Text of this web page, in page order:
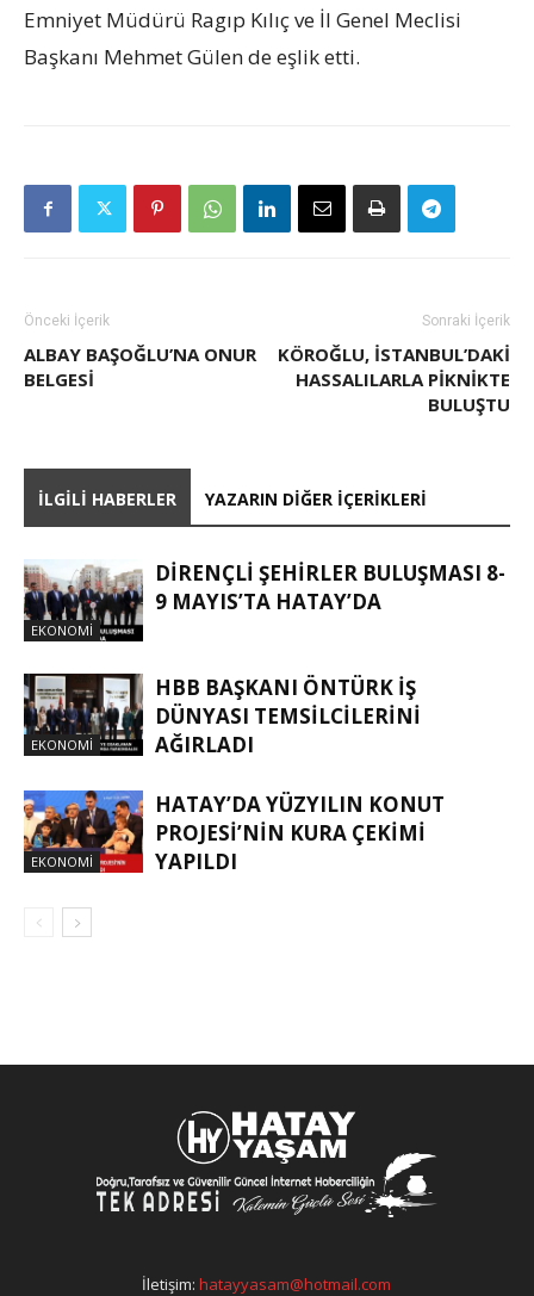
Emniyet Müdürü Ragıp Kılıç ve İl Genel Meclisi
Başkanı Mehmet Gülen de eşlik etti.
Önceki İçerik
ALBAY BAŞOĞLU’NA ONUR
BELGESI
Sonraki İçerik
KÖROĞLU, İSTANBUL’DAKİ
HASSALILARLA PİKNİKTE
BULUŞTU
İLGILI HABERLER YAZARIN DIĞER İÇERIKLERI
EKONOMI
DİRENÇLİ ŞEHİRLER BULUŞMASI 8-
9 MAYIS’TA HATAY’DA
EKONOMI
HBB BAŞKANI ÖNTÜRK İŞ
DÜNYASI TEMSİLCİLERİNİ
AĞIRLADI
EKONOMI
HATAY’DA YÜZYILIN KONUT
PROJESİ’NİN KURA ÇEKİMİ
YAPILDI
İletişim:hatayyasam@hotmail.com